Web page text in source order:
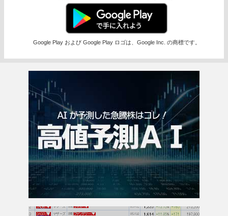
Google Play および Google Play ロゴは、Google Inc. の商標です。